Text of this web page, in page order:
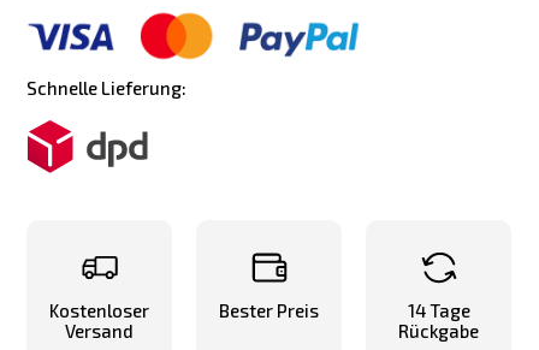
Schnelle Lieferung:
Kostenloser
Versand
Bester Preis
14 Tage
Rückgabe